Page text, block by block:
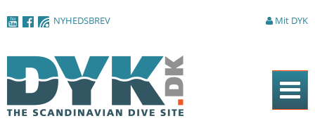
NYHEDSBREV Mit DYK